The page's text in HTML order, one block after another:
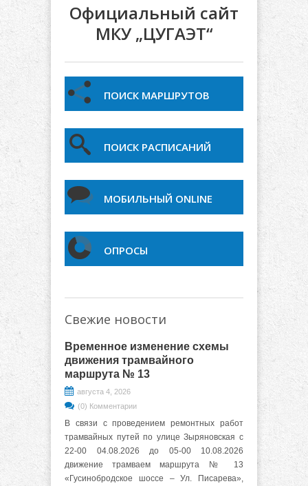
Официальный сайт
МКУ „ЦУГАЭТ“
ПОИСК МАРШРУТОВ
ПОИСК РАСПИСАНИЙ
МОБИЛЬНЫЙ ONLINE
ОПРОСЫ
Свежие новости
Временное изменение схемы
движения трамвайного
маршрута № 13
августа 4, 2026
(0) Комментарии
В связи с проведением ремонтных работ
трамвайных путей по улице Зыряновская с
22-00 04.08.2026 до 05-00 10.08.2026
движение трамваем маршрута № 13
«Гусинобродское шоссе – Ул. Писарева»,